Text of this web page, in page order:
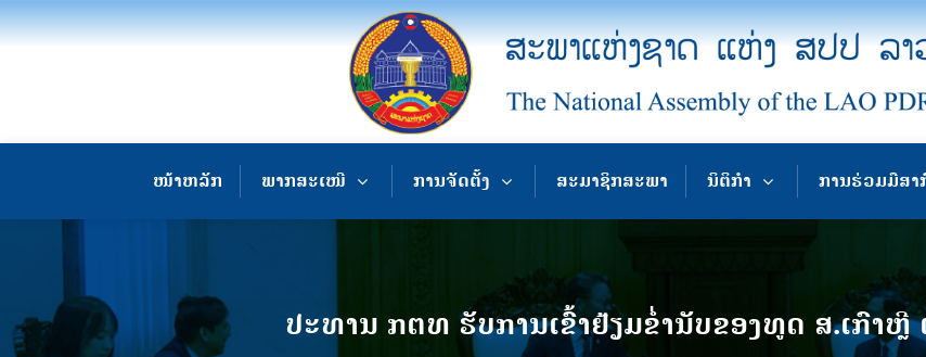
ໜ້າຫລັກ ພາກສະເໜີ ການຈັດຕັ້ງ ສະມາຊິກສະພາ ນິຕິກຳ ການຮ່ວມມືສາ
ປະທານ ກຕທ ຮັບການເຂົ້າຢ້ຽມຂ່ຳນັບຂອງທູດ ສ.ເກົາ